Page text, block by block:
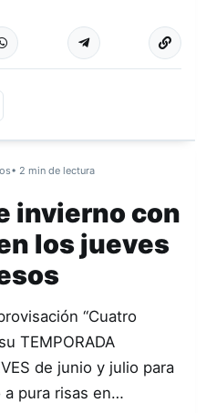
Más
• 2 min de lectura
invierno con
los jueves
“Cuatro
TEMPORADA
de junio y julio para
pura risas en…